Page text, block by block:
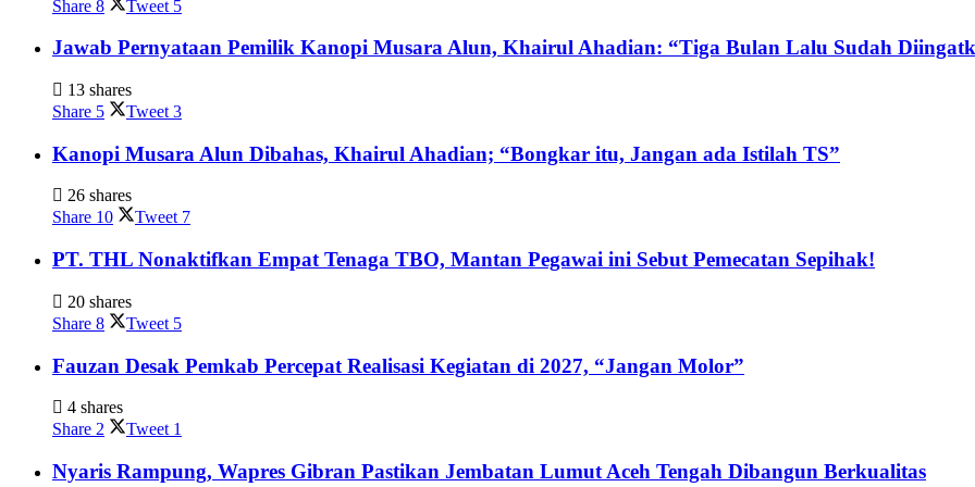
Share 8 Tweet 5
Jawab Pernyataan Pemilik Kanopi Musara Alun, Khairul Ahadian: “Tiga Bulan Lalu Sudah
13 shares
Share 5 Tweet 3
Kanopi Musara Alun Dibahas, Khairul Ahadian; “Bongkar itu, Jangan ada Istilah TS”
26 shares
Share 10 Tweet 7
PT. THL Nonaktifkan Empat Tenaga TBO, Mantan Pegawai ini Sebut Pemecatan Sepihak!
20 shares
Share 8 Tweet 5
Fauzan Desak Pemkab Percepat Realisasi Kegiatan di 2027, “Jangan Molor”
4 shares
Share 2 Tweet 1
Nyaris Rampung, Wapres Gibran Pastikan Jembatan Lumut Aceh Tengah Dibangun Berkualitas